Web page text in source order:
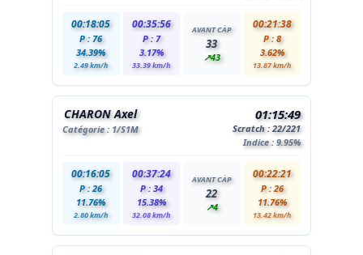
00:18:05
P : 76
34.39%
2.49 km/h
00:35:56
P : 7
3.17%
33.39 km/h
AVANT CÀP
33
↗43
00:21:38
P : 8
3.62%
13.87 km/h
CHARON Axel
Catégorie : 1/S1M
01:15:49
Scratch :22/221
Indice : 9.95%
00:16:05
P : 26
11.76%
2.80 km/h
00:37:24
P : 34
15.38%
32.08 km/h
AVANT CÀP
22
↗4
00:22:21
P : 26
11.76%
13.42 km/h